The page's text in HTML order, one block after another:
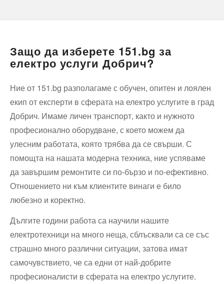
Защо да изберете 151.bg за
електро услуги Добрич?
Ние от 151.bg разполагаме с обучен, опитен и лоялен
екип от експерти в сферата на електро услугите в град
Добрич. Имаме личен транспорт, както и нужното
професионално оборудване, с което можем да
улесним работата, която трябва да се свърши. С
помощта на нашата модерна техника, ние успяваме
да завършим ремонтите си по-бързо и по-ефективно.
Отношението ни към клиентите винаги е било
любезно и коректно.
Дългите години работа са научили нашите
електротехници на много неща, сблъсквали са се със
страшно много различни ситуации, затова имат
самочувствието, че са едни от най-добрите
професионалисти в сферата на електро услугите.